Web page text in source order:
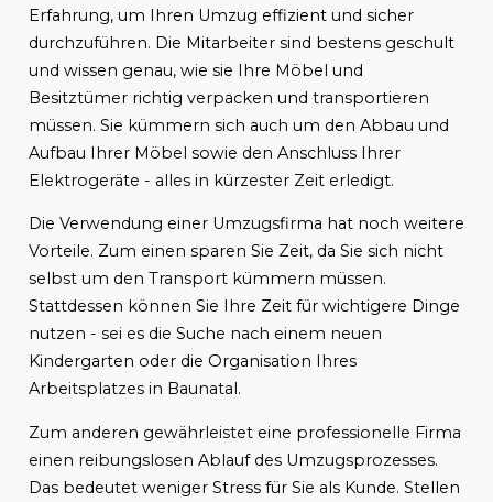
Erfahrung, um Ihren Umzug effizient und sicher
durchzuführen. Die Mitarbeiter sind bestens geschult
und wissen genau, wie sie Ihre Möbel und
Besitztümer richtig verpacken und transportieren
müssen. Sie kümmern sich auch um den Abbau und
Aufbau Ihrer Möbel sowie den Anschluss Ihrer
Elektrogeräte - alles in kürzester Zeit erledigt.
Die Verwendung einer Umzugsfirma hat noch weitere
Vorteile. Zum einen sparen Sie Zeit, da Sie sich nicht
selbst um den Transport kümmern müssen.
Stattdessen können Sie Ihre Zeit für wichtigere Dinge
nutzen - sei es die Suche nach einem neuen
Kindergarten oder die Organisation Ihres
Arbeitsplatzes in Baunatal.
Zum anderen gewährleistet eine professionelle Firma
einen reibungslosen Ablauf des Umzugsprozesses.
Das bedeutet weniger Stress für Sie als Kunde. Stellen